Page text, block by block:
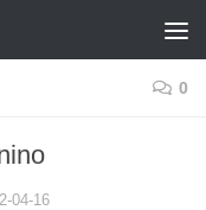
0
04-16